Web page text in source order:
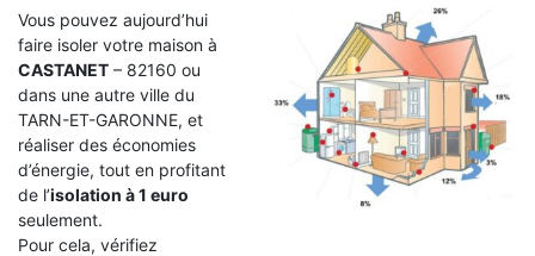
Vous pouvez aujourd’hui
faire isoler votre maison à
CASTANET – 82160 ou
dans une autre ville du
TARN-ET-GARONNE, et
réaliser des économies
d’énergie, tout en profitant
de l’isolation à 1 euro
seulement.
Pour cela, vérifiez